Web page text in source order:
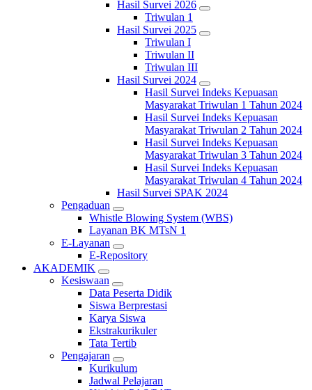
Hasil Survei 2026
Triwulan 1
Hasil Survei 2025
Triwulan I
Triwulan II
Triwulan III
Hasil Survei 2024
Hasil Survei Indeks Kepuasan
Masyarakat Triwulan 1 Tahun 2024
Hasil Survei Indeks Kepuasan
Masyarakat Triwulan 2 Tahun 2024
Hasil Survei Indeks Kepuasan
Masyarakat Triwulan 3 Tahun 2024
Hasil Survei Indeks Kepuasan
Masyarakat Triwulan 4 Tahun 2024
Hasil Survei SPAK 2024
Pengaduan
Whistle Blowing System (WBS)
Layanan BK MTsN 1
E-Layanan
E-Repository
AKADEMIK
Kesiswaan
Data Peserta Didik
Siswa Berprestasi
Karya Siswa
Ekstrakurikuler
Tata Tertib
Pengajaran
Kurikulum
Jadwal Pelajaran